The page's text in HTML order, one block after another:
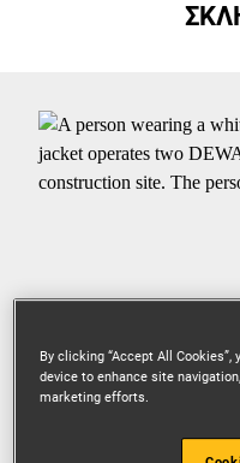
By clicking “Accept All
device to enhance site
marketing efforts.